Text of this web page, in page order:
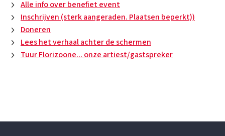
Alle info over benefiet event
Inschrijven (sterk aangeraden. Plaatsen beperkt))
Doneren
Lees het verhaal achter de schermen
Tuur Florizoone... onze artiest/gastspreker